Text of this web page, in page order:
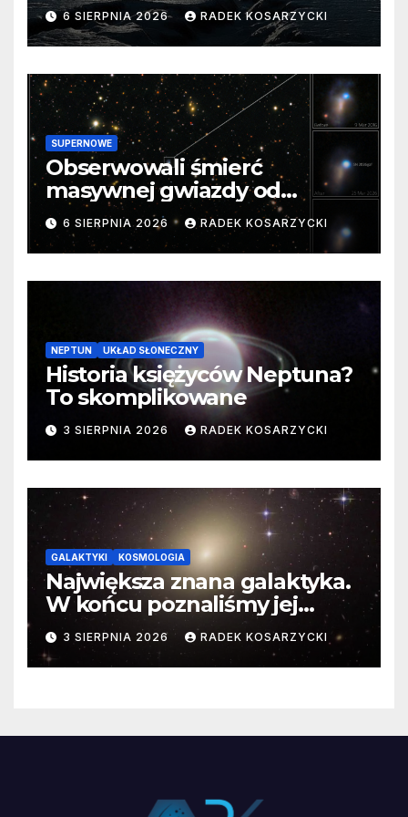
barierę
6 SIERPNIA 2026 RADEK KOSARZYCKI
SUPERNOWE
Obserwowali śmierć
masywnej gwiazdy od
samego początku. Niezwykle
cenne dane
6 SIERPNIA 2026 RADEK KOSARZYCKI
NEPTUN UKŁAD SŁONECZNY
Historia księżyców Neptuna?
To skomplikowane
3 SIERPNIA 2026 RADEK KOSARZYCKI
GALAKTYKI KOSMOLOGIA
Największa znana galaktyka.
W końcu poznaliśmy jej
faktyczne wymiary
3 SIERPNIA 2026 RADEK KOSARZYCKI